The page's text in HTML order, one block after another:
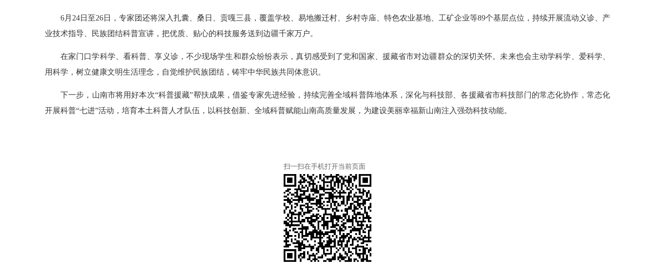
6月24日至26日，专家团还将深入扎囊、桑日、贡嘎三县，覆盖学校、易地搬迁村、乡村寺庙、特色农业基地、工矿企业等89个基层点位，持续开展流动义诊、产
业技术指导、民族团结科普宣讲，把优质、贴心的科技服务送到边疆千家万户。
在家门口学科学、看科普、享义诊，不少现场学生和群众纷纷表示，真切感受到了党和国家、援藏省市对边疆群众的深切关怀。未来也会主动学科学、爱科学、
用科学，树立健康文明生活理念，自觉维护民族团结，铸牢中华民族共同体意识。
下一步，山南市将用好本次“科普援藏”帮扶成果，借鉴专家先进经验，持续完善全域科普阵地体系，深化与科技部、各援藏省市科技部门的常态化协作，常态化
开展科普“七进”活动，培育本土科普人才队伍，以科技创新、全域科普赋能山南高质量发展，为建设美丽幸福新山南注入强劲科技动能。
扫一扫在手机打开当前页面